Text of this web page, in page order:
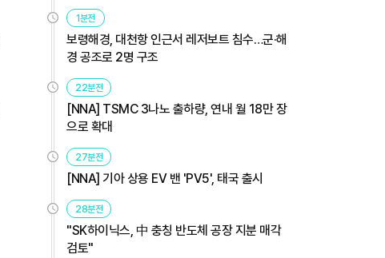
1분전
보령해경, 대천항 인근서 레저보트 침수…군·해
경 공조로 2명 구조
22분전
[NNA] TSMC 3나노 출하량, 연내 월 18만 장
으로 확대
27분전
[NNA] 기아 상용 EV 밴 'PV5', 태국 출시
28분전
"SK하이닉스, 中 충칭 반도체 공장 지분 매각
검토"